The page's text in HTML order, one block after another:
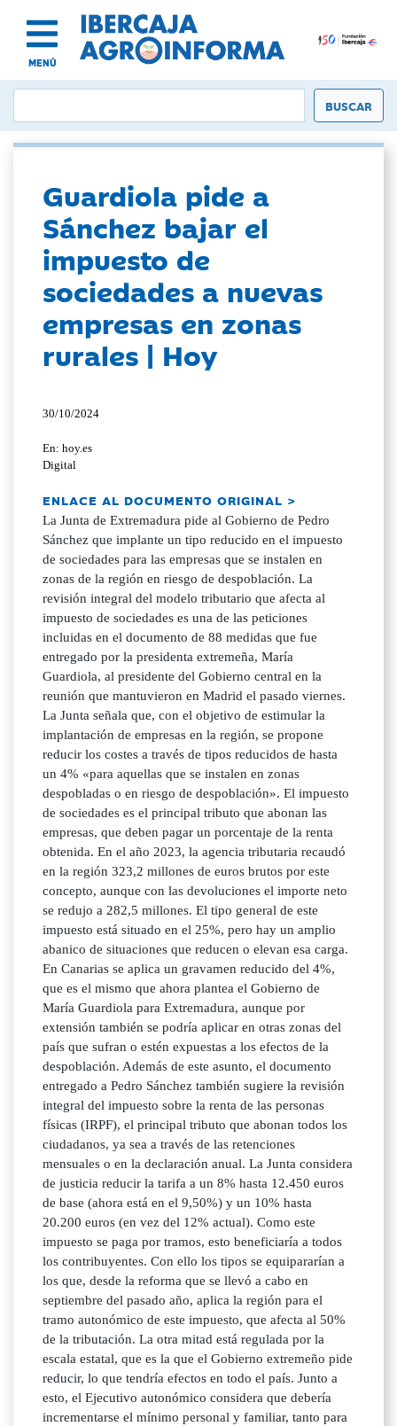
MENÚ
Guardiola pide a
Sánchez bajar el
impuesto de
sociedades a nuevas
empresas en zonas
rurales | Hoy
30/10/2024
En: hoy.es
Digital
ENLACE AL DOCUMENTO ORIGINAL >
La Junta de Extremadura pide al Gobierno de Pedro
Sánchez que implante un tipo reducido en el impuesto
de sociedades para las empresas que se instalen en
zonas de la región en riesgo de despoblación. La
revisión integral del modelo tributario que afecta al
impuesto de sociedades es una de las peticiones
incluidas en el documento de 88 medidas que fue
entregado por la presidenta extremeña, María
Guardiola, al presidente del Gobierno central en la
reunión que mantuvieron en Madrid el pasado viernes.
La Junta señala que, con el objetivo de estimular la
implantación de empresas en la región, se propone
reducir los costes a través de tipos reducidos de hasta
un 4% «para aquellas que se instalen en zonas
despobladas o en riesgo de despoblación». El impuesto
de sociedades es el principal tributo que abonan las
empresas, que deben pagar un porcentaje de la renta
obtenida. En el año 2023, la agencia tributaria recaudó
en la región 323,2 millones de euros brutos por este
concepto, aunque con las devoluciones el importe neto
se redujo a 282,5 millones. El tipo general de este
impuesto está situado en el 25%, pero hay un amplio
abanico de situaciones que reducen o elevan esa carga.
En Canarias se aplica un gravamen reducido del 4%,
que es el mismo que ahora plantea el Gobierno de
María Guardiola para Extremadura, aunque por
extensión también se podría aplicar en otras zonas del
país que sufran o estén expuestas a los efectos de la
despoblación. Además de este asunto, el documento
entregado a Pedro Sánchez también sugiere la revisión
integral del impuesto sobre la renta de las personas
físicas (IRPF), el principal tributo que abonan todos los
ciudadanos, ya sea a través de las retenciones
mensuales o en la declaración anual. La Junta considera
de justicia reducir la tarifa a un 8% hasta 12.450 euros
de base (ahora está en el 9,50%) y un 10% hasta
20.200 euros (en vez del 12% actual). Como este
impuesto se paga por tramos, esto beneficiaría a todos
los contribuyentes. Con ello los tipos se equipararían a
los que, desde la reforma que se llevó a cabo en
septiembre del pasado año, aplica la región para el
tramo autonómico de este impuesto, que afecta al 50%
de la tributación. La otra mitad está regulada por la
escala estatal, que es la que el Gobierno extremeño pide
reducir, lo que tendría efectos en todo el país. Junto a
esto, el Ejecutivo autonómico considera que debería
incrementarse el mínimo personal y familiar, tanto para